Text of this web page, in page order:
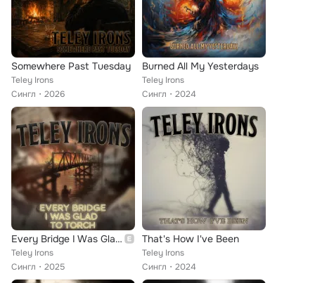
Somewhere Past Tuesday
Teley Irons
Сингл
2026
Burned All My Yesterdays
Teley Irons
Сингл
2024
Every Bridge I Was Glad to Torch
Teley Irons
Сингл
2025
That's How I've Been
Teley Irons
Сингл
2024